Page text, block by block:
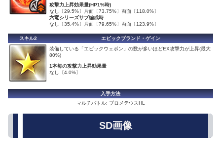
攻撃力上昇効果量(HP1%時)
なし〔29.5%〕片面〔73.75%〕両面〔118.0%〕
六竜シリーズサブ編成時
なし〔35.4%〕片面〔79.65%〕両面〔123.9%〕
スキル2
エピックブランド・ゲイン
装備している「エピックウェポン」の数が多いほどEX攻撃力が上昇(最大
80%)
1本毎の攻撃力上昇効果量
なし〔4.0%〕
入手方法
マルチバトル: プロメテウスHL
SD画像